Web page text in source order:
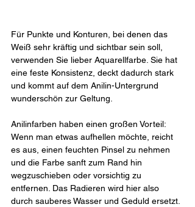
Für Punkte und Konturen, bei denen das
Weiß sehr kräftig und sichtbar sein soll,
verwenden Sie lieber Aquarellfarbe. Sie hat
eine feste Konsistenz, deckt dadurch stark
und kommt auf dem Anilin-Untergrund
wunderschön zur Geltung.
Anilinfarben haben einen großen Vorteil:
Wenn man etwas aufhellen möchte, reicht
es aus, einen feuchten Pinsel zu nehmen
und die Farbe sanft zum Rand hin
wegzuschieben oder vorsichtig zu
entfernen. Das Radieren wird hier also
durch sauberes Wasser und Geduld ersetzt.